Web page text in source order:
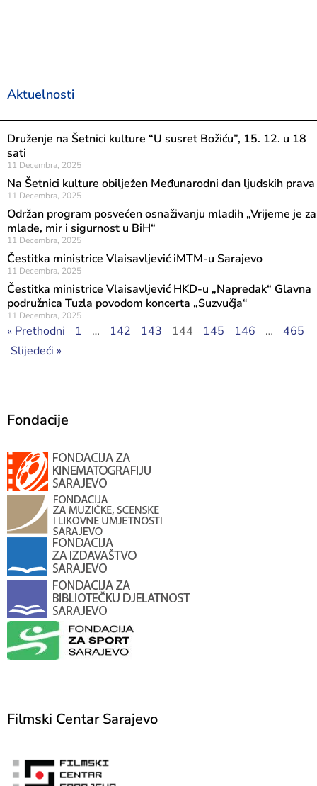
Aktuelnosti
Druženje na Šetnici kulture “U susret Božiću”, 15. 12. u 18
sati
11 Decembra, 2025
Na Šetnici kulture obilježen Međunarodni dan ljudskih prava
11 Decembra, 2025
Održan program posvećen osnaživanju mladih „Vrijeme je za
mlade, mir i sigurnost u BiH“
11 Decembra, 2025
Čestitka ministrice Vlaisavljević iMTM-u Sarajevo
11 Decembra, 2025
Čestitka ministrice Vlaisavljević HKD-u „Napredak“ Glavna
podružnica Tuzla povodom koncerta „Suzvučja“
11 Decembra, 2025
« Prethodni 1 … 142 143 144 145 146 …
465
Slijedeći »
Fondacije
Filmski Centar Sarajevo